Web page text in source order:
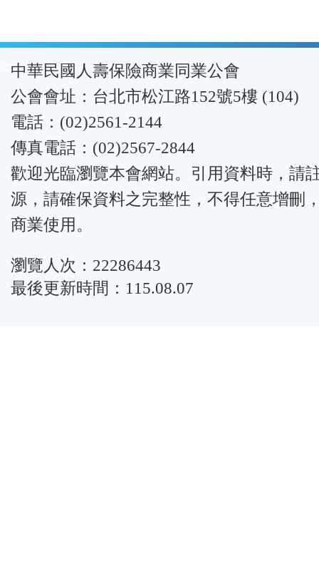
:::中華民國人壽保險商業同業公會
公會會址：台北市松江路152號5樓 (104)
電話：(02)2561-2144
傳真電話：(02)2567-2844
歡迎光臨瀏覽本會網站。引用資料時，請
源，請確保資料之完整性，不得任意增刪
商業使用。
瀏覽人次：22286443
最後更新時間：115.08.07